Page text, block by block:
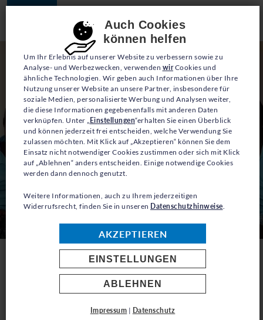
Consent-Einstellungen
Auch Cookies
können helfen
Um Ihr Erlebnis auf unserer Website zu verbessern sowie zu
Analyse- und Werbezwecken, verwenden wirCookies und
ähnliche Technologien. Wir geben auch Informationen über Ihre
Nutzung unserer Website an unsere Partner, insbesondere für
soziale Medien, personalisierte Werbung und Analysen weiter,
die diese Informationen gegebenenfalls mit anderen Daten
verknüpfen. Unter „ Einstellungen“erhalten Sie einen Überblick
und können jederzeit frei entscheiden, welche Verwendung Sie
zulassen möchten. Mit Klick auf „Akzeptieren“ können Sie dem
Einsatz nicht notwendiger Cookies zustimmen oder sich mit Klick
auf „Ablehnen“ anders entscheiden. Einige notwendige Cookies
werden dann dennoch genutzt.
Weitere Informationen, auch zu Ihrem jederzeitigen
Widerrufsrecht, finden Sie in unseren Datenschutzhinweise.
AKZEPTIEREN
EINSTELLUNGEN
ABLEHNEN
Impressum | Datenschutz
JETZT SPENDEN
Transparenz & Kontrolle